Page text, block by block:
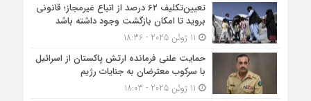
تعیین‌تکلیف ۶۲ درصد از اتباع غیرمجاز؛ قانونی
بروید تا امکان بازگشت وجود داشته باشد
حمایت علنی فرمانده ارتش پاکستان از اسرائیل
با سرکوب معترضان به جنایات رژیم